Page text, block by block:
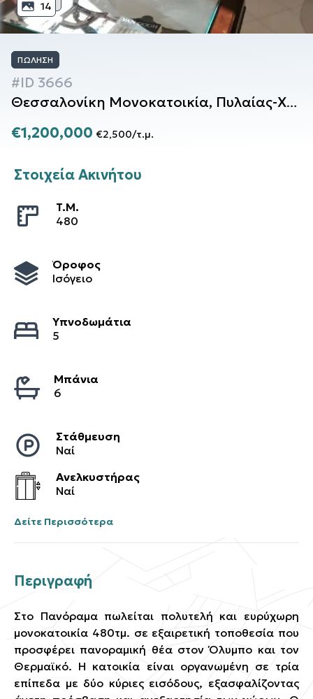
14
ΠΏΛΗΣΗ
#ID 3666
Θεσσαλονίκη Μονοκατοικία, Πυλαίας-Χορτιάτη
€1,200,000 €2,500/τ.μ.
Στοιχεία Ακινήτου
T.M.
480
Όροφος
Ισόγειο
Υπνοδωμάτια
5
Μπάνια
6
Στάθμευση
Ναί
Ανελκυστήρας
Ναί
Δείτε Περισσότερα
Περιγραφή
Στο Πανόραμα πωλείται πολυτελή και ευρύχωρη
μονοκατοικία 480τμ. σε εξαιρετική τοποθεσία που
προσφέρει πανοραμική θέα στον Όλυμπο και τον
Θερμαϊκό. Η κατοικία είναι οργανωμένη σε τρία
επίπεδα με δύο κύριες εισόδους, εξασφαλίζοντας